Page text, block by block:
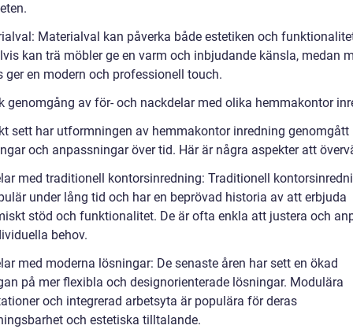
Materialval kan påverka både estetiken och
kan trä möbler ge en varm och inbjudande känsla, medan
ger en modern och professionell touch.
genomgång av för- och nackdelar med olika hemmakontor
sett har utformningen av hemmakontor inredning genomgått
och anpassningar över tid. Här är några aspekter att
med traditionell kontorsinredning: Traditionell
under lång tid och har en beprövad historia av att erbjuda
stöd och funktionalitet. De är ofta enkla att justera och
behov.
med moderna lösningar: De senaste åren har sett en ökad
på mer flexibla och designorienterade lösningar. Modulära
och integrerad arbetsyta är populära för deras
och estetiska tilltalande.